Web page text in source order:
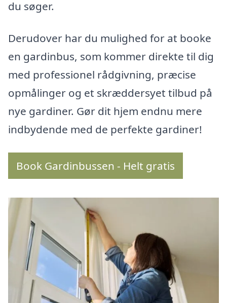
du søger.
Derudover har du mulighed for at booke
en gardinbus, som kommer direkte til dig
med professionel rådgivning, præcise
opmålinger og et skræddersyet tilbud på
nye gardiner. Gør dit hjem endnu mere
indbydende med de perfekte gardiner!
Book Gardinbussen - Helt gratis